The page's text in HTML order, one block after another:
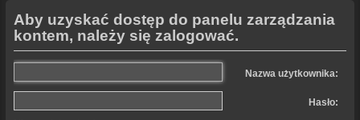
Aby uzyskać dostęp do panelu zarządzania
kontem, należy się zalogować.
Nazwa użytkownika:
Hasło: